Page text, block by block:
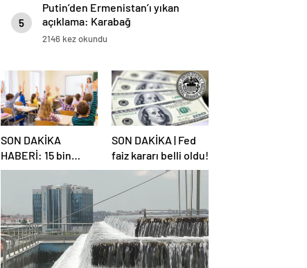
5
Putin’den Ermenistan’ı yıkan
açıklama: Karabağ
Azerbaycan’ın ayrılmaz bir
2146 kez okundu
SON DAKİKA
HABERİ: 15 bin
sözleşmeli
öğretmen
atamasında sözlü
sınava hak kazanan
adaylar açıklandı
SON DAKİKA | Fed
faiz kararı belli oldu!